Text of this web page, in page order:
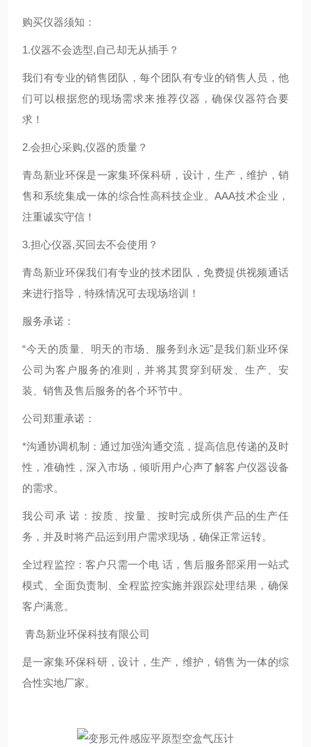
购买仪器须知：
1.仪器不会选型,自己却无从插手？
我们有专业的销售团队，每个团队有专业的销售人员，他
们可以根据您的现场需求来推荐仪器，确保仪器符合要
求！
2.会担心采购,仪器的质量？
青岛新业环保是一家集环保科研，设计，生产，维护，销
售和系统集成一体的综合性高科技企业。AAA技术企业，
注重诚实守信！
3.担心仪器,买回去不会使用？
青岛新业环保我们有专业的技术团队，免费提供视频通话
来进行指导，特殊情况可去现场培训！
服务承诺：
“今天的质量、明天的市场、服务到永远"是我们新业环保
公司为客户服务的准则，并将其贯穿到研发、生产、安
装、销售及售后服务的各个环节中。
公司郑重承诺：
*沟通协调机制：通过加强沟通交流，提高信息传递的及时
性，准确性，深入市场，倾听用户心声了解客户仪器设备
的需求。
我公司承 诺：按质、按量、按时完成所供产品的生产任
务，并及时将产品运到用户需求现场，确保正常运转。
全过程监控：客户只需一个电 话，售后服务部采用一站式
模式、全面负责制、全程监控实施并跟踪处理结果，确保
客户满意。
青岛新业环保科技有限公司
是一家集环保科研，设计，生产，维护，销售为一体的综
合性实地厂家。